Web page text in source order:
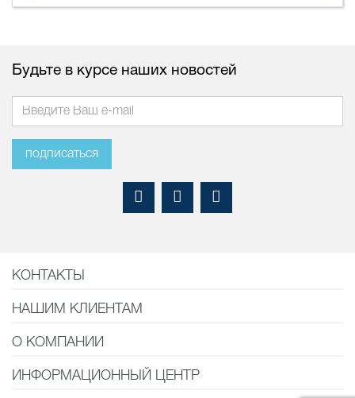
Будьте в курсе наших новостей
подписаться
КОНТАКТЫ
НАШИМ КЛИЕНТАМ
О КОМПАНИИ
ИНФОРМАЦИОННЫЙ ЦЕНТР